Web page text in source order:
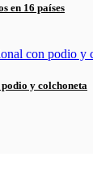
en 16 países
y colchoneta